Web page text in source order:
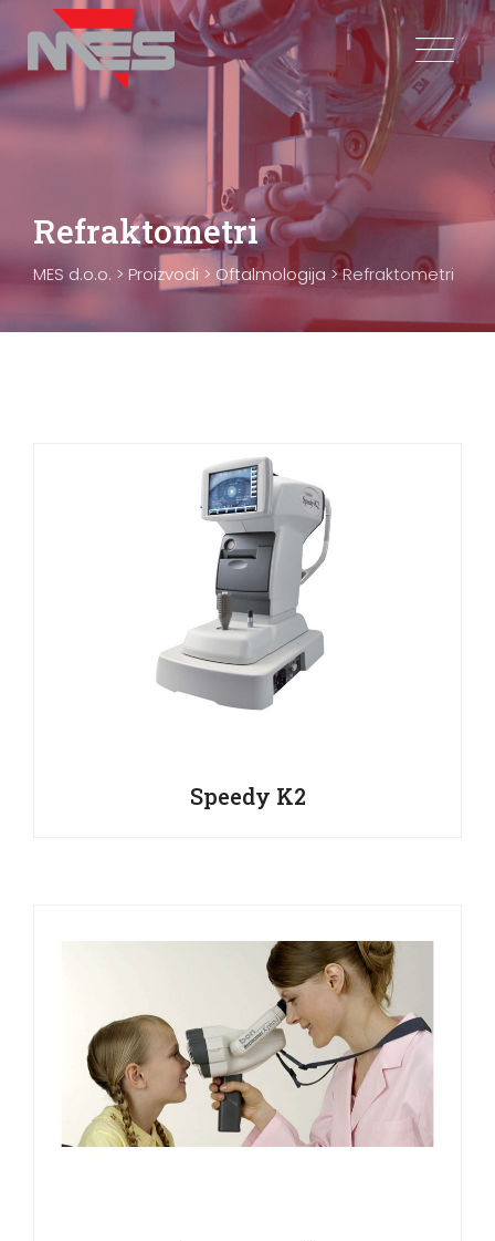
content
Refraktometri
MES d.o.o. > Proizvodi > Oftalmologija >Refraktometri
Speedy K2